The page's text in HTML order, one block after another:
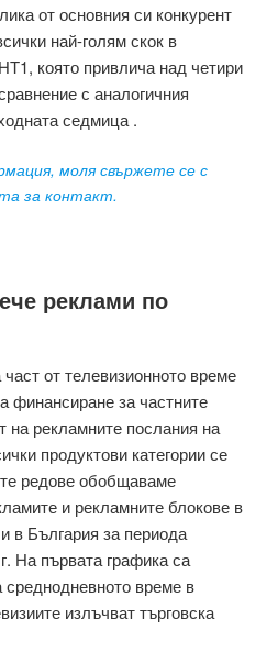
от основния си конкурент
най-голям скок в
която привлича над четири
с аналогичния
седмица .
моля свържете се с
за контакт.
реклами по
от телевизионното време
финансиране за частните
на рекламните послания на
продуктови категории се
редове обобщаваме
и рекламните блокове в
в България за периода
На първата графика са
среднодневното време в
излъчват търговска